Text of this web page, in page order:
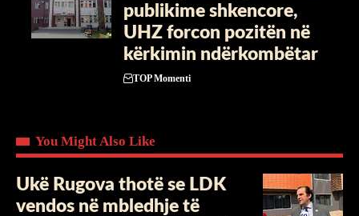
publikime shkencore,
UHZ forcon pozitën në
kërkimin ndërkombëtar
TOP Momenti
You Might Also Like
Ukë Rugova thotë se LDK
vendos në mbledhje të